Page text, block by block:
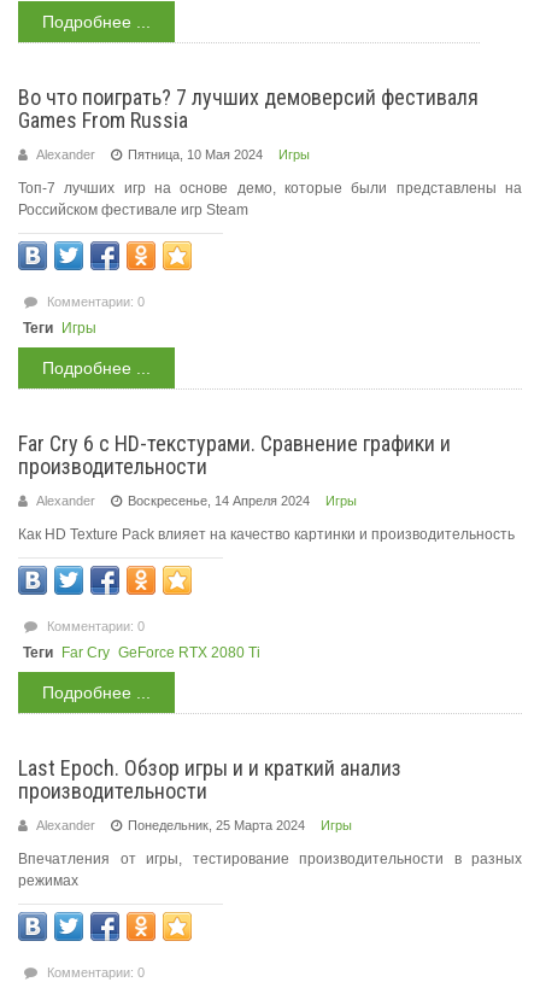
Подробнее ...
Во что поиграть? 7 лучших демоверсий фестиваля
Games From Russia
Alexander Пятница, 10 Мая 2024 Игры
Топ-7 лучших игр на основе демо, которые были представлены на
Российском фестивале игр Steam
Комментарии: 0
Теги Игры
Подробнее ...
Far Cry 6 c HD-текстурами. Сравнение графики и
производительности
Alexander Воскресенье, 14 Апреля 2024 Игры
Как HD Texture Pack влияет на качество картинки и производительность
Комментарии: 0
Теги Far Cry GeForce RTX 2080 Ti
Подробнее ...
Last Epoch. Обзор игры и и краткий анализ
производительности
Alexander Понедельник, 25 Марта 2024 Игры
Впечатления от игры, тестирование производительности в разных
режимах
Комментарии: 0